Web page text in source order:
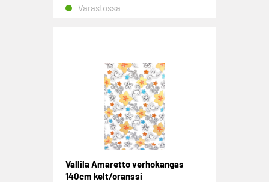
Varastossa
Vallila Amaretto verhokangas
140cm kelt/oranssi